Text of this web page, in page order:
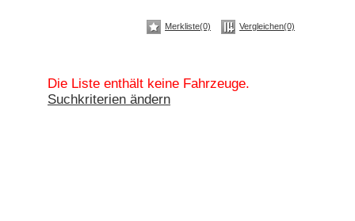
Merkliste(0) Vergleichen(0)
Die Liste enthält keine Fahrzeuge.
Suchkriterien ändern